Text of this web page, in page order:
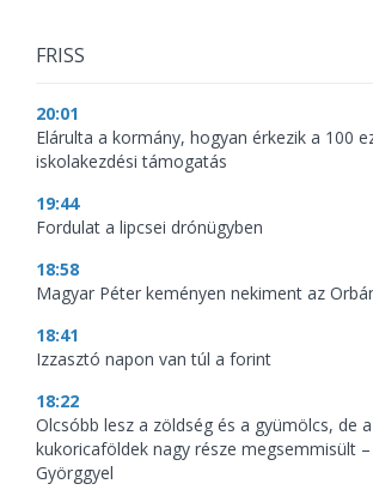
FRISS
20:01
Elárulta a kormány, hogyan érkezik a 100
iskolakezdési támogatás
19:44
Fordulat a lipcsei drónügyben
18:58
Magyar Péter keményen nekiment az
18:41
Izzasztó napon van túl a forint
18:22
Olcsóbb lesz a zöldség és a gyümölcs, de
kukoricaföldek nagy része megsemmisült
Györggyel